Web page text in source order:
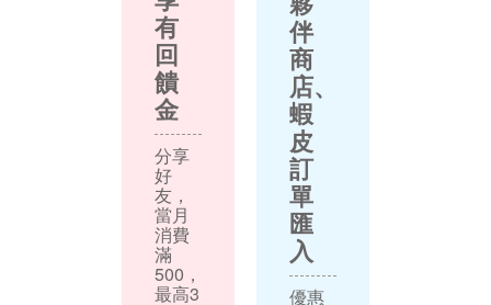
有
回
饋
金
分享
好
友，
當月
消費
滿
500，
最高3
伴
商
店、
蝦
皮
訂
單
匯
入
優惠